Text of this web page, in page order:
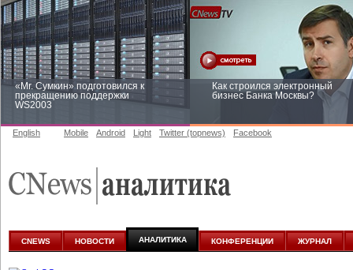
«Mr. Сумкин» подготовился к
прекращению поддержки
WS2003
Как строился электронный
бизнес Банка Москвы?
аналитике
English Mobile Android Light Twitter (topnews) Facebook
CNEWS НОВОСТИ АНАЛИТИКА КОНФЕРЕНЦИИ ЖУРНАЛ